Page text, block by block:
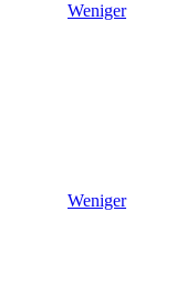
Weniger
Weniger